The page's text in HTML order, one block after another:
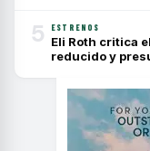
5 ESTRENOS
Eli Roth critica
reducido y